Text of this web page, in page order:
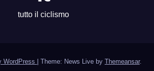
tutto il ciclismo
WordPress | Theme: News Live by Themeansar.